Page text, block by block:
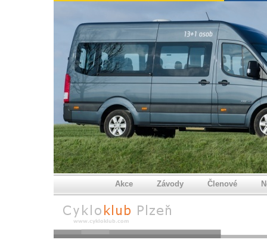
Akce Závody Členové